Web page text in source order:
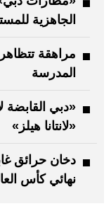
الجاهزية
مراهقة
المدرسة
«دبي
«لانتانا هيلز»
دخان حرائق
نهائي كأس